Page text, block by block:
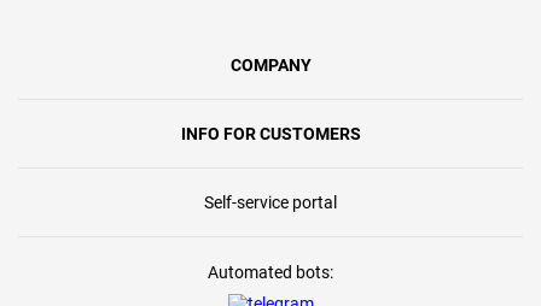
COMPANY
INFO FOR CUSTOMERS
Self-service portal
Automated bots: